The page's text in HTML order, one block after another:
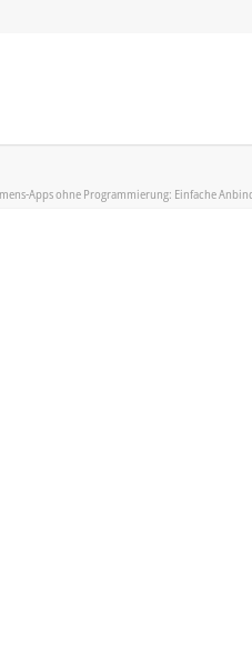
Apps ohne Programmierung: Einfache